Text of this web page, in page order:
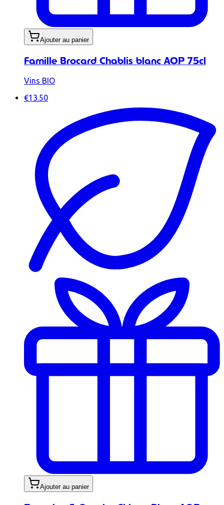
Ajouter au panier
Famille Brocard Chablis blanc AOP 75cl
Vins BIO
€13.50
Ajouter au panier